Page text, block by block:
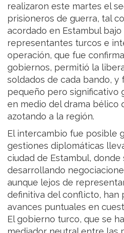
realizaron este martes el
prisioneros de guerra, tal
acordado en Estambul
representantes turcos e
operación, que fue
gobiernos, permitió la
soldados de cada bando, y
pequeño pero significativo
en medio del drama bélico
azotando a la región.
El intercambio fue posible
gestiones diplomáticas
ciudad de Estambul, donde
desarrollando
aunque lejos de
definitiva del conflicto, han
avances puntuales en
El gobierno turco, que se